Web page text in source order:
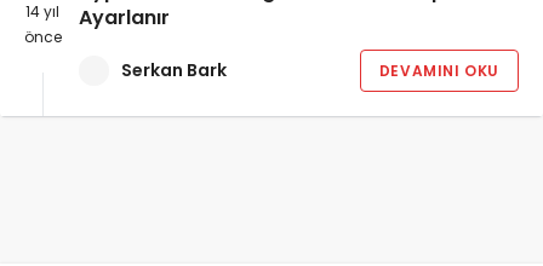
14 yıl
önce
Ayarlanır
Serkan Bark DEVAMINI OKU